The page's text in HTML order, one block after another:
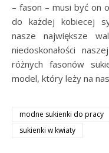
– fason – musi być on
do każdej kobiecej
nasze największe
niedoskonałości
różnych fasonów
model, który leży na
modne sukienki do pracy
sukienki w kwiaty